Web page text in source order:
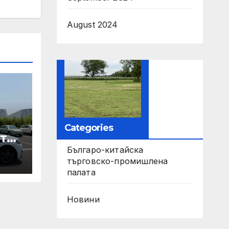
August 2024
Categories
Българо-китайска
търговско-промишлена
палата
Новини